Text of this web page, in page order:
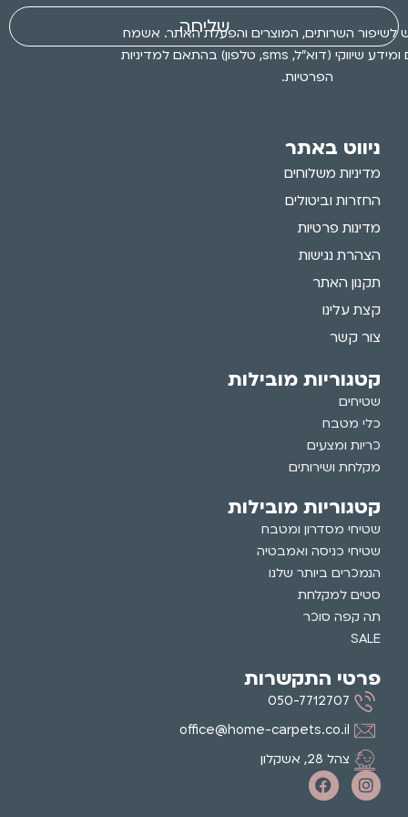
לשיפור השרותים, המוצרים והפעלת האתר. אשמח
לקבלת עדכונים ומידע שיווקי (דוא״ל, sms, טלפון) בהתאם למדיניות
הפרטיות.
שליחה
ניווט באתר
מדיניות משלוחים
החזרות וביטולים
מדינות פרטיות
הצהרת נגישות
תקנון האתר
קצת עלינו
צור קשר
קטגוריות מובילות
שטיחים
כלי מטבח
כריות ומצעים
מקלחת ושירותים
קטגוריות מובילות
שטיחי מסדרון ומטבח
שטיחי כניסה ואמבטיה
הנמכרים ביותר שלנו
סטים למקלחת
תה קפה סוכר
SALE
פרטי התקשרות
050-7712707
office@home-carpets.co.il
צהל 28, אשקלון